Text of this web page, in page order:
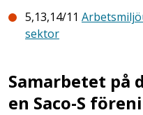
5,13,14/11
sektor
Samarbetet på
en Saco-S